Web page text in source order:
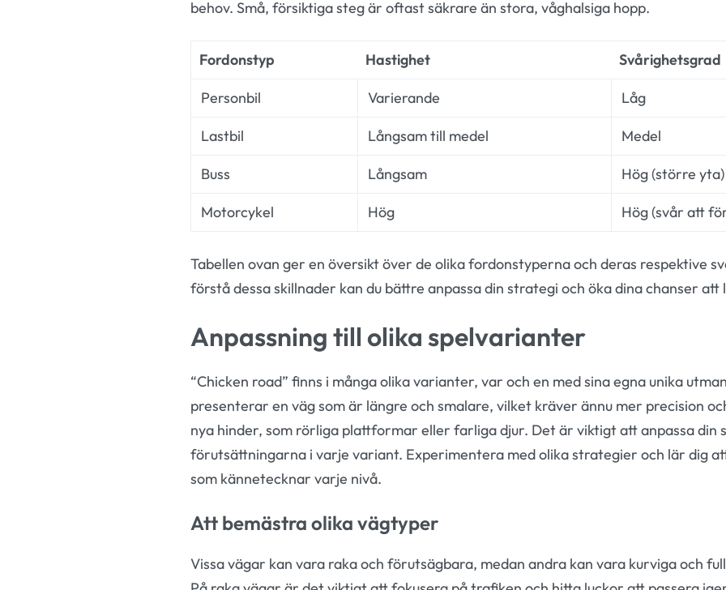
behov. Små, försiktiga steg är oftast säkrare än stora, våghalsiga hopp.
Fordonstyp Hastighet Svårighetsgrad
Personbil Varierande Låg
Lastbil Långsam till medel Medel
Buss Långsam Hög (större yta)
Motorcykel Hög Hög (svår att
Tabellen ovan ger en översikt över de olika fordonstyperna och deras respektive
förstå dessa skillnader kan du bättre anpassa din strategi och öka dina chanser att
Anpassning till olika spelvarianter
“Chicken road” finns i många olika varianter, var och en med sina egna unika
presenterar en väg som är längre och smalare, vilket kräver ännu mer precision
nya hinder, som rörliga plattformar eller farliga djur. Det är viktigt att anpassa din
förutsättningarna i varje variant. Experimentera med olika strategier och lär dig
som kännetecknar varje nivå.
Att bemästra olika vägtyper
Vissa vägar kan vara raka och förutsägbara, medan andra kan vara kurviga och